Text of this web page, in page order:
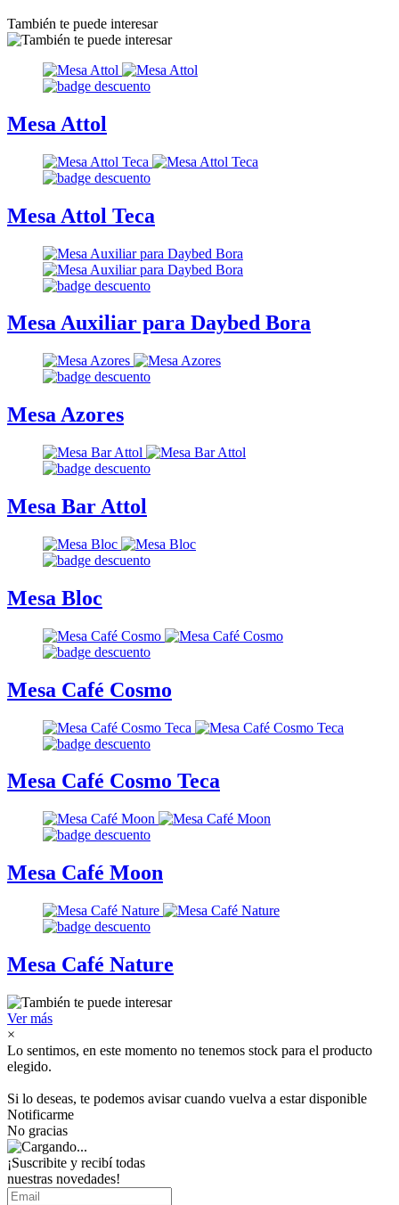
También te puede interesar
Mesa Attol
Mesa Attol Teca
Mesa Auxiliar para Daybed Bora
Mesa Azores
Mesa Bar Attol
Mesa Bloc
Mesa Café Cosmo
Mesa Café Cosmo Teca
Mesa Café Moon
Mesa Café Nature
Ver más
×
Lo sentimos, en este momento no tenemos stock para el producto
elegido.
Si lo deseas, te podemos avisar cuando vuelva a estar disponible
Notificarme
No gracias
¡Suscribite y recibí todas
nuestras novedades!